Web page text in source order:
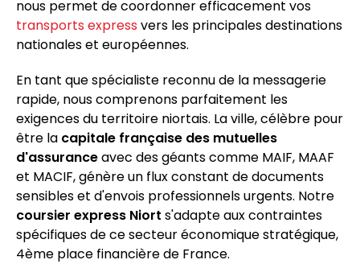
nous permet de coordonner efficacement vos
transports express vers les principales destinations
nationales et européennes.
En tant que spécialiste reconnu de la messagerie
rapide, nous comprenons parfaitement les
exigences du territoire niortais. La ville, célèbre pour
être la capitale française des mutuelles
d'assuranceavec des géants comme MAIF, MAAF
et MACIF, génère un flux constant de documents
sensibles et d'envois professionnels urgents. Notre
coursier express Niort s'adapte aux contraintes
spécifiques de ce secteur économique stratégique,
4ème place financière de France.